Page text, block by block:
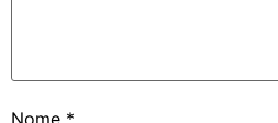
Nome *